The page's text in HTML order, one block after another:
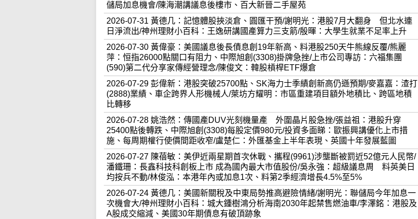
儲局加息機會/陳海潮講議息後樓市、百大新晉二手屋苑
2026-07-31 黃德几：記憶體股挾淡倉、圓匯干預/謝明光：港股7月大翻身 但北水連
日淨流出/神州理財小百科：王逸研講國產算力三支箭/殷暉：大學生就業不足率上升
2026-07-30 黃偉豪：美國議息後長債息創19年新高、料港股250天牛熊線反覆/熊麗
萍：恒指26000點關口有阻力、中際旭創(3308)掛牌急挫/上市公司專訪：六福集團
(590)第二代分享家傳經營理念/陳俊文：韓股槓桿ETF爆倉
2026-07-29 彭偉新：港股突破25700點、SK海力士季績創新高仍遜預期/麥嘉嘉：渣打
(2888)業績、車企跨界人形機械人/萊坊方耀明：市區重建項目額外地積比、跨區地積
比轉移
2026-07-28 姚浩然：傳國產DUV光刻機量產 外圍晶片股急挫/張益祖：港股升穿
25400點後轉跌、中際旭創(3308)每股定價980元/投資多面睇：歐振興講優化上市措
施、每周期權行使價間距收窄/盧楚仁：外匯基金上半年表現、英國十年發展藍圖
2026-07-27 陳蓓敏：美伊近兩星期首次休戰、攜程(9961)涉壟斷被罰近52億元人民幣/
潘鐵珊：長鑫科技科創板上市 成為國內最大市值股份/吳永強：超級議息周 料英美日
均按兵不動/林俊泓：本港年內或加息1次、料第2季經濟增長4.5%至5%
2026-07-24 黃德几：美國新關稅及中東局勢推高避險情緒/謝明光：聯儲局今年加息一
次機會大/神州理財小百科：城大鍾樹鴻分析海南2030年起禁售燃油車/李澤銘：港股及
A股成交縮減、美國30年期債息有破頂跡象